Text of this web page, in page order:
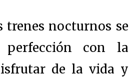
trenes nocturnos se
con la
de la vida y